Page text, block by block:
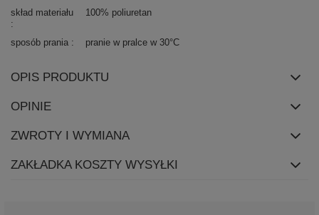
skład materiału 100% poliuretan
sposób prania pranie w pralce w 30°C
OPIS PRODUKTU
OPINIE
ZWROTY I WYMIANA
ZAKŁADKA KOSZTY WYSYŁKI